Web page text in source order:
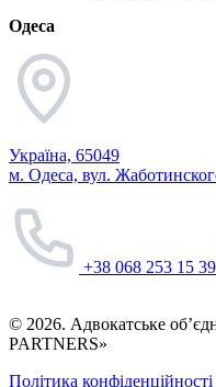
Одеса
Україна, 65049
м. Одеса, вул.
+38 068 253 15 39
© 2026. Адвокатське
PARTNERS»
Політика конфіденційності